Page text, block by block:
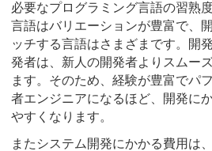
必要なプログラミング言語の習熟
言語はバリエーションが豊富で、
ッチする言語はさまざまです。開
発者は、新人の開発者よりスムー
ます。そのため、経験が豊富でパ
者エンジニアになるほど、開発に
やすくなります。
またシステム開発にかかる費用は